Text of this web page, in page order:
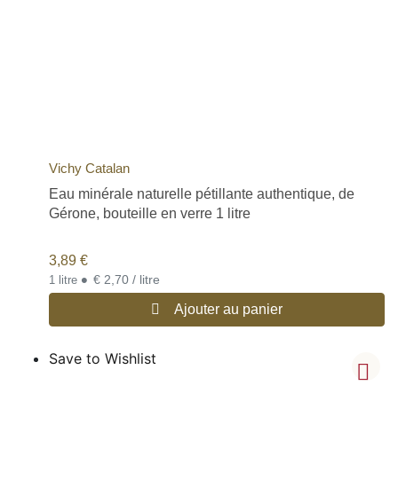
Vichy Catalan
Eau minérale naturelle pétillante authentique, de
Gérone, bouteille en verre 1 litre
3,89 €
1 litre • € 2,70 / litre
Ajouter au panier
Save to Wishlist